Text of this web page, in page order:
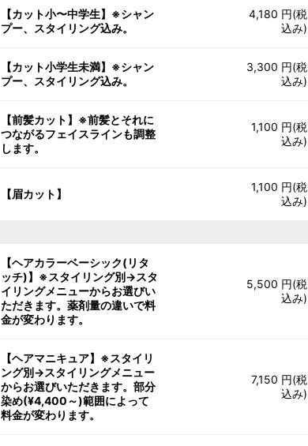
【カット小〜中学生】※シャン
プー、スタイリング込み。
4,180 円(税
込み)
【カット小学生未満】※シャン
プー、スタイリング込み。
3,300 円(税
込み)
【前髪カット】※前髪とそれに
つながるフェイスラインも調整
します。
1,100 円(税
込み)
【眉カット】
1,100 円(税
込み)
【ヘアカラーベーシック(リタ
ッチ)】※スタイリング別→スタ
イリングメニューからお選びい
ただきます。薬剤量の違いで料
金が変わります。
5,500 円(税
込み)
【ヘアマニキュア】※スタイリ
ング別→スタイリングメニュー
からお選びいただきます。部分
染め(¥4,400～)範囲によって
料金が変わります。
7,150 円(税
込み)